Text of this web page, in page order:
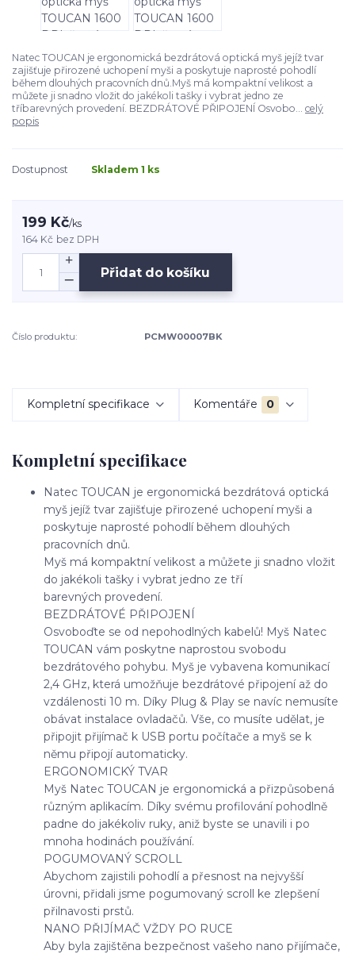
Natec TOUCAN je ergonomická bezdrátová optická myš jejíž tvar
zajišťuje přirozené uchopení myši a poskytuje naprosté pohodlí
během dlouhých pracovních dnů.Myš má kompaktní velikost a
můžete ji snadno vložit do jakékoli tašky i vybrat jedno ze
tříbarevných provedení. BEZDRÁTOVÉ PŘIPOJENÍ Osvobo... celý
popis
Dostupnost Skladem 1 ks
199 Kč/ks
164 Kč bez DPH
Přidat do košíku
Číslo produktu: PCMW00007BK
Kompletní specifikace Komentáře 0
Kompletní specifikace
Natec TOUCAN je ergonomická bezdrátová optická
myš jejíž tvar zajišťuje přirozené uchopení myši a
poskytuje naprosté pohodlí během dlouhých
pracovních dnů.
Myš má kompaktní velikost a můžete ji snadno vložit
do jakékoli tašky i vybrat jedno ze tří
barevných provedení.
BEZDRÁTOVÉ PŘIPOJENÍ
Osvoboďte se od nepohodlných kabelů! Myš Natec
TOUCAN vám poskytne naprostou svobodu
bezdrátového pohybu. Myš je vybavena komunikací
2,4 GHz, která umožňuje bezdrátové připojení až do
vzdálenosti 10 m. Díky Plug & Play se navíc nemusíte
obávat instalace ovladačů. Vše, co musíte udělat, je
připojit přijímač k USB portu počítače a myš se k
němu připojí automaticky.
ERGONOMICKÝ TVAR
Myš Natec TOUCAN je ergonomická a přizpůsobená
různým aplikacím. Díky svému profilování pohodlně
padne do jakékoliv ruky, aniž byste se unavili i po
mnoha hodinách používání.
POGUMOVANÝ SCROLL
Abychom zajistili pohodlí a přesnost na nejvyšší
úrovni, přidali jsme pogumovaný scroll ke zlepšení
přilnavosti prstů.
NANO PŘIJÍMAČ VŽDY PO RUCE
Aby byla zajištěna bezpečnost vašeho nano přijímače,